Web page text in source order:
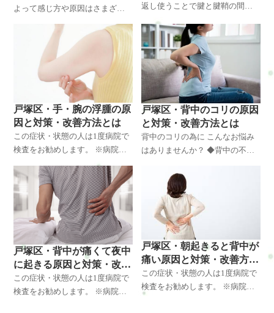
よって感じ方や原因はさまざま
コンやスマホを長時間使う、ス
ポーツや力仕事などの繰り返し
動作によって筋肉や関節に負担
がかかり、痛みが出やすく
返し使うことで腱と腱鞘の間に
で発症します。特にパソコン作
業、スマホの長時間使用、料理
や手仕事、楽器演奏など、日常
生活の中で腕や手を酷使す
戸塚区・手・腕の浮腫の原
因と対策・改善方法とは
この症状・状態の人は1度病院で
検査をお勧めします。 ※病院で
問題がなかった場合はいらして
ください(^^)/ 手・腕の浮腫の為
に こんなお悩みはありません
か？ ◆朝起きると腕や手
戸塚区・背中のコリの原因
と対策・改善方法とは
背中のコリの為に こんなお悩み
はありませんか？ ◆背中の不快
みで悩んでいる ◆背中の筋肉が
張っていて悩んでいる ◆呼吸が
浅くなるので悩んでいる ◆
戸塚区・背中が痛くて夜中
に起きる原因と対策・改善
方法とは
この症状・状態の人は1度病院で
検査をお勧めします。 ※病院で
戸塚区・朝起きると背中が
痛い原因と対策・改善方法
とは
この症状・状態の人は1度病院で
検査をお勧めします。 ※病院で